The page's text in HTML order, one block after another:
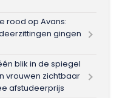
rood op Avans:
gingen
blik in de spiegel
vrouwen zichtbaar
afstudeerprijs